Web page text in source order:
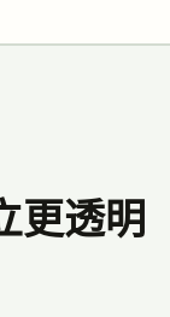
更透明